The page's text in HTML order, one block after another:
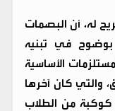
له، أن البصمات
بوضوح في تبنيه
الأساسية
والتي كان آخرها
كوكبة من الطلاب